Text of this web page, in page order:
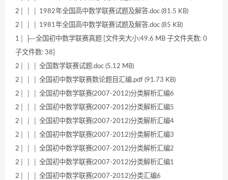
2│ │ │ 1982年全国高中数学联赛试题及解答.doc (81.5 KB)
2│ │ │ 1981年全国高中数学联赛试题及解答.doc (85 KB)
1│ ├─全国初中数学联赛真题 [文件夹大小:49.6 MB 子文件夹数: 0
子文件数: 38]
2│ │ │ 全国数学联赛试题.doc (5.12 MB)
2│ │ │ 全国初中数学联赛数论题目汇编.pdf (91.73 KB)
2│ │ │ 全国初中数学联赛(2007-2012)分类解析汇编6
2│ │ │ 全国初中数学联赛(2007-2012)分类解析汇编5
2│ │ │ 全国初中数学联赛(2007-2012)分类解析汇编4
2│ │ │ 全国初中数学联赛(2007-2012)分类解析汇编3
2│ │ │ 全国初中数学联赛(2007-2012)分类解析汇编2
2│ │ │ 全国初中数学联赛(2007-2012)分类解析汇编1
2│ │ │ 全国初中数学联赛(2007-2012)分类汇编6